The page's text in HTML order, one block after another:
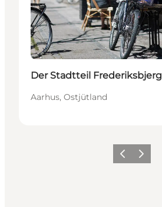
Der Stadtteil Frederiksbjerg
Aarhus, Ostjütland
ZurückWeiter